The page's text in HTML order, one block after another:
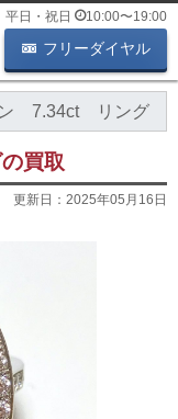
平日・祝日 10:00〜19:00
フリーダイヤル
ン 7.34ct リング
買取
更新日： 2025年05月16日